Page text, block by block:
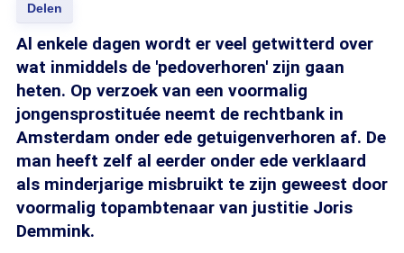
Delen
Al enkele dagen wordt er veel getwitterd over
wat inmiddels de 'pedoverhoren' zijn gaan
heten. Op verzoek van een voormalig
jongensprostituée neemt de rechtbank in
Amsterdam onder ede getuigenverhoren af. De
man heeft zelf al eerder onder ede verklaard
als minderjarige misbruikt te zijn geweest door
voormalig topambtenaar van justitie Joris
Demmink.